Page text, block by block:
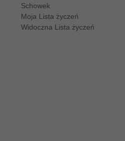
Schowek
Moja Lista życzeń
Widoczna Lista życzeń